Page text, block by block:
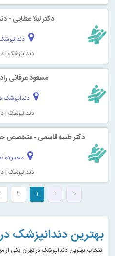
دکتر لیلا عطایی -
دندانپزشک
دندانپزشک |
مسعود عرفانی
دندانپزشک
دندانپزشک |
دکتر طیبه قاسمی - متخصص
محدوده
دندانپزشک |
۱ ۲
بهترین دندانپزشک
انتخاب بهترین دندانپزشک در تهران یکی از